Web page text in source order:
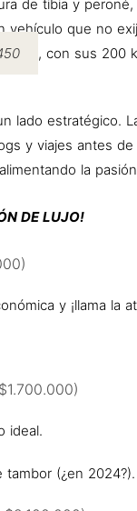
de tibia y
vehículo que no
, con sus 200
lado estratégico.
y viajes antes
la
DE LUJO!
y ¡llama la
ideal.
(¿en 2024?).